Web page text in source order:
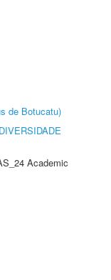
de Botucatu)
Academic